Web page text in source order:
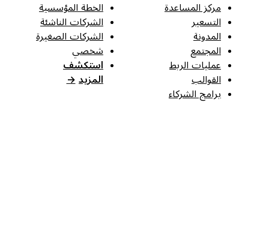
مركز المساعدة
التسعير
المدونة
المجتمع
عمليات الربط
القوالب
برامج الشركاء
الخطة المؤسسية
الشركات الناشئة
الشركات الصغيرة
شخصي
استكشف
المزيد →